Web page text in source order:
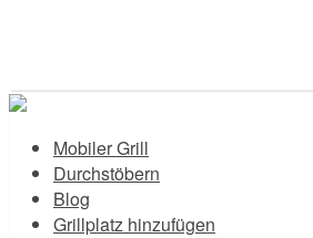
Mobiler Grill
Durchstöbern
Blog
Grillplatz hinzufügen